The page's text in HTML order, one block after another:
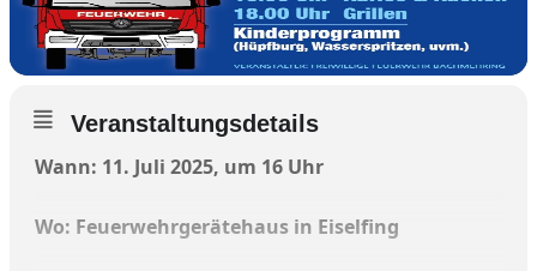
Veranstaltungsdetails
Wann: 11. Juli 2025, um 16 Uhr
Wo: Feuerwehrgerätehaus in Eiselfing